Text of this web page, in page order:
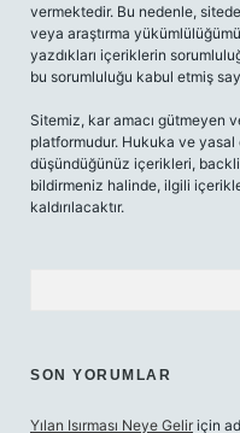
vermektedir. Bu nedenle,
veya araştırma
yazdıkları içeriklerin
bu sorumluluğu kabul etmiş
Sitemiz, kar amacı gütmeyen
platformudur. Hukuka ve yasal
düşündüğünüz içerikleri,
bildirmeniz halinde, ilgili
kaldırılacaktır.
SON YORUMLAR
Yılan Isırması Neye Gelir için